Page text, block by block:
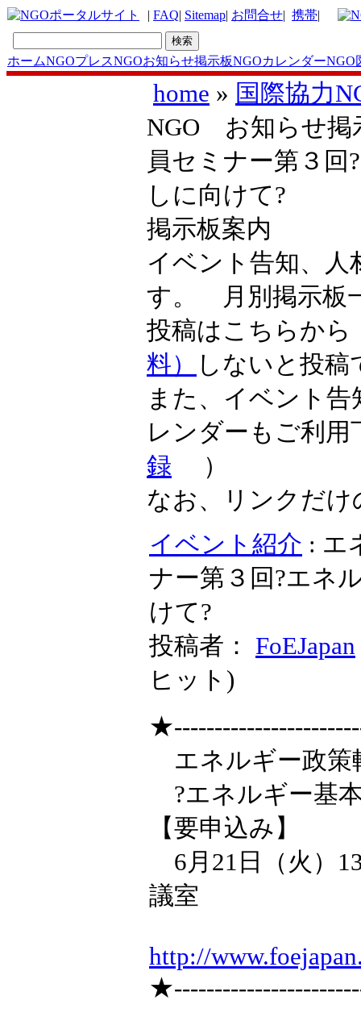
| FAQ| Sitemap| お問合せ| 携帯|
ホームNGOプレスNGOお知らせ掲示板NGOカレンダーNGO
home » 国際協力
NGO お知らせ掲
員セミナー第３
しに向けて?
掲示板案内
イベント告知、人
す。 月別掲示
投稿はこちらか
料）
しないと投
また、イベント
レンダーもご利
録 ）
なお、リンクだ
イベント紹介 : エ
ナー第３回?エネ
けて?
投稿者： FoEJapan
ヒット )
エネルギー政策
?エネルギー基
【要申込み】
6月21日（火）
議室
http://